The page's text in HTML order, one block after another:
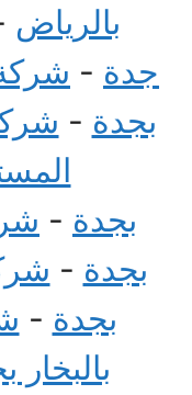
بالرياض
جدة -
بجدة -
بجدة -
بجدة -
بجدة -
بالبخار